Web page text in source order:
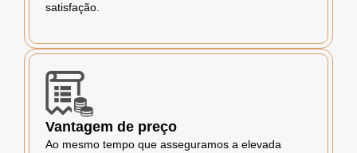
satisfação.
Vantagem de preço
Ao mesmo tempo que asseguramos a elevada